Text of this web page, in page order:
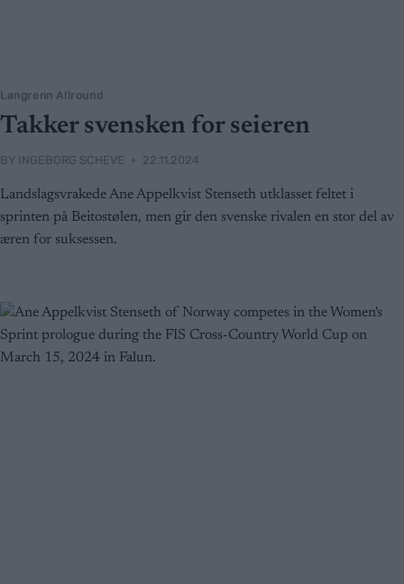
Langrenn Allround
Takker svensken for seieren
BY INGEBORG SCHEVE 22.11.2024
Landslagsvrakede Ane Appelkvist Stenseth utklasset feltet i
sprinten på Beitostølen, men gir den svenske rivalen en stor del av
æren for suksessen.